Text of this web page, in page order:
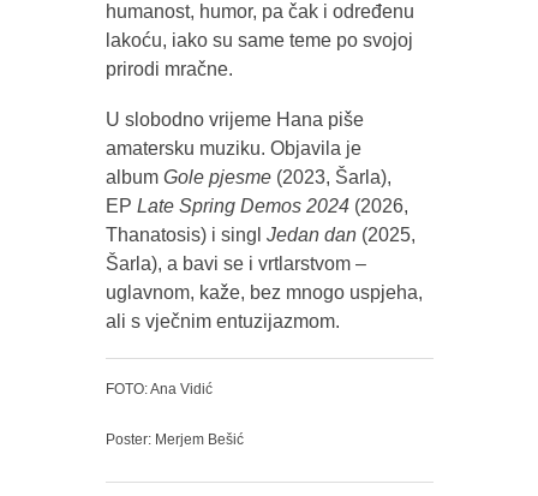
humanost, humor, pa čak i određenu
lakoću, iako su same teme po svojoj
prirodi mračne.
U slobodno vrijeme Hana piše
amatersku muziku. Objavila je
album Gole pjesme(2023, Šarla),
EP Late Spring Demos 2024(2026,
Thanatosis) i singl Jedan dan(2025,
Šarla), a bavi se i vrtlarstvom –
uglavnom, kaže, bez mnogo uspjeha,
ali s vječnim entuzijazmom.
FOTO: Ana Vidić
Poster: Merjem Bešić